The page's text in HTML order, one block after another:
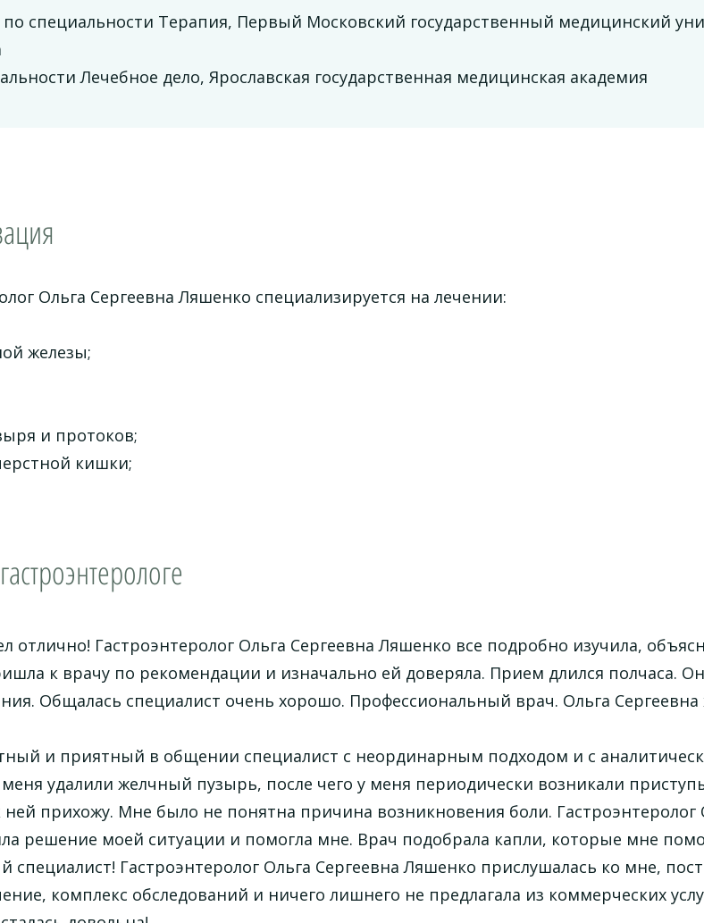
специальности Терапия, Первый Московский государственный медицинский
Лечебное дело, Ярославская государственная медицинская академия
Ольга Сергеевна Ляшенко специализируется на лечении:
железы;
и протоков;
кишки;
отлично! Гастроэнтеролог Ольга Сергеевна Ляшенко все подробно изучила,
к врачу по рекомендации и изначально ей доверяла. Прием длился полчаса.
Общалась специалист очень хорошо. Профессиональный врач. Ольга Сергеевна
и приятный в общении специалист с неординарным подходом и с
удалили желчный пузырь, после чего у меня периодически возникали
прихожу. Мне было не понятна причина возникновения боли. Гастроэнтеролог
решение моей ситуации и помогла мне. Врач подобрала капли, которые мне
специалист! Гастроэнтеролог Ольга Сергеевна Ляшенко прислушалась ко мне,
комплекс обследований и ничего лишнего не предлагала из коммерческих